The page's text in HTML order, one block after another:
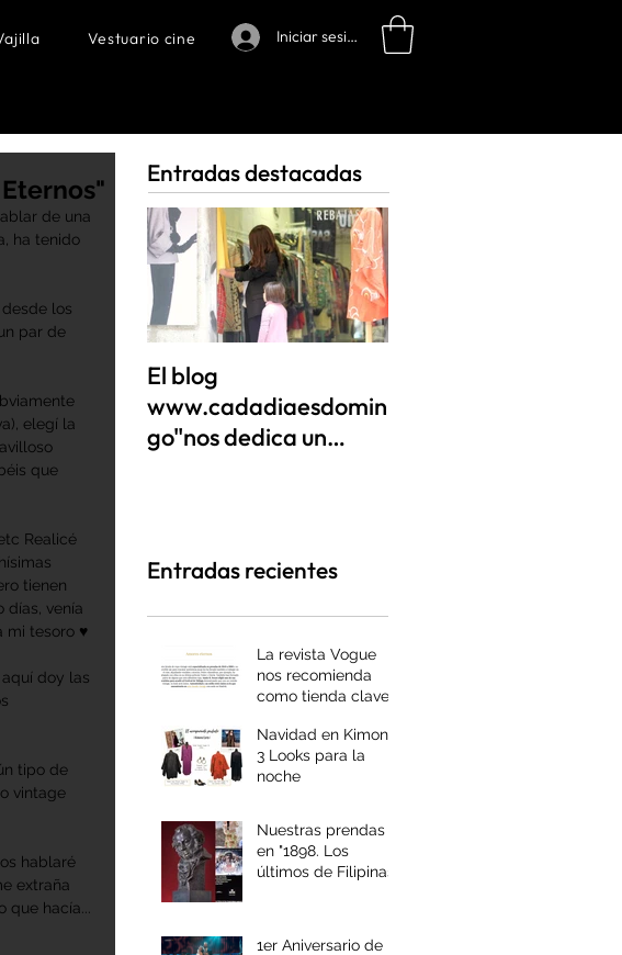
Vestuario cine Iniciar sesión
de una
ha tenido
los
par de
elegí la
que
Realicé
tienen
venía
mi tesoro ♥
doy las
tipo de
vintage
hablaré
extraña
hacía...
Entradas destacadas
El blog
www.cadadiaesdomin
go"nos dedica un
Entradas recientes
La revista Vogue
nos recomienda
como tienda clave
invitada vintage
Navidad en Kimono:
3 Looks para la
noche
Nuestras prendas
en "1898. Los
últimos de Filipinas"
1er Aniversario de la